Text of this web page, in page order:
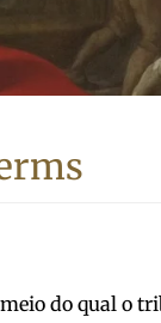
do qual o